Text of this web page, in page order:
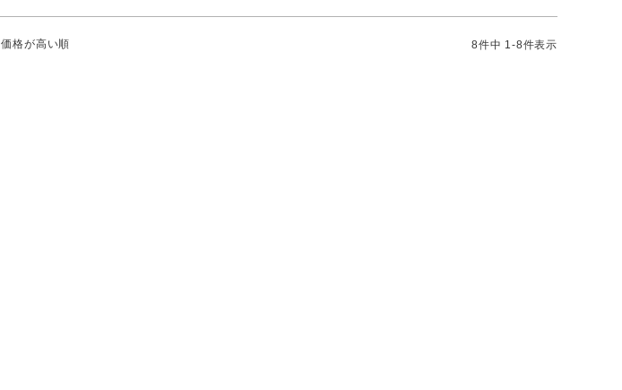
価格が高い順 8件中 1 -8件表示